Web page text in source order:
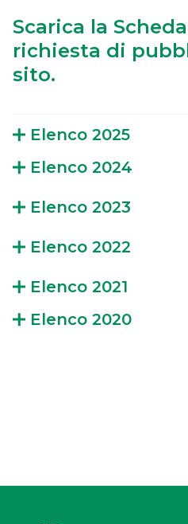
Scarica la
richiesta di
sito.
Elenco 2025
Elenco 2024
Elenco 2023
Elenco 2022
Elenco 2021
Elenco 2020